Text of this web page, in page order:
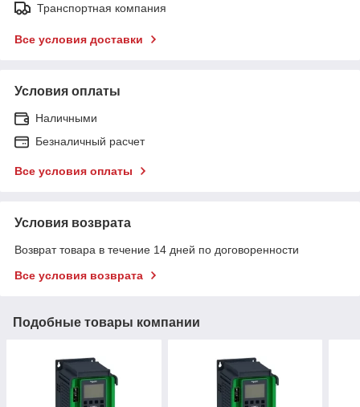
Транспортная компания
Все условия доставки
Условия оплаты
Наличными
Безналичный расчет
Все условия оплаты
Условия возврата
Возврат товара в течение 14 дней по договоренности
Все условия возврата
Подобные товары компании